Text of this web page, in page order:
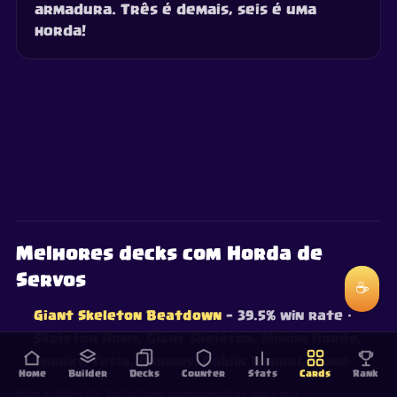
armadura. Três é demais, seis é uma
horda!
Home Builder Decks Counter Stats Cards Rank
Melhores decks com Horda de
Servos
Giant Skeleton Beatdown — 39.5% win rate ·
Sparky, Tesla, Arrows, Goblin Barrel, Clone
☕